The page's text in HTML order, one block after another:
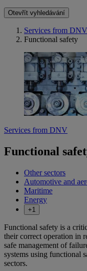
Otevřít vyhledávání
Services from DNV
Functional safety
Services from DNV
Functional
Other sectors
Automotive and
Maritime
Energy
+1
Functional safety is a
their correct operation in
safe management of
systems using functional
sectors.